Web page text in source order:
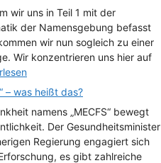
wir uns in Teil 1 mit der
der Namensgebung befasst
wir nun sogleich zu einer
Wir konzentrieren uns hier auf
– was heißt das?
namens „MECFS“ bewegt
Der Gesundheitsminister
Regierung engagiert sich
es gibt zahlreiche